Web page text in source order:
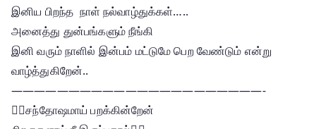
இனிய பிறந்த நாள் நல்வாழ்துக்கள்…..
அனைத்து துன்பங்களும் நீங்கி
இனி வரும் நாளில் இன்பம் மட்டுமே பெற வேண்டும் என்று
வாழ்த்துகிறேன்..
——————————————————————-
சந்தோஷமாய் பறக்கின்றேன்